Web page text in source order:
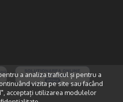
a analiza traficul și pentru a
vizita pe site sau facând
acceptați utilizarea modulelor